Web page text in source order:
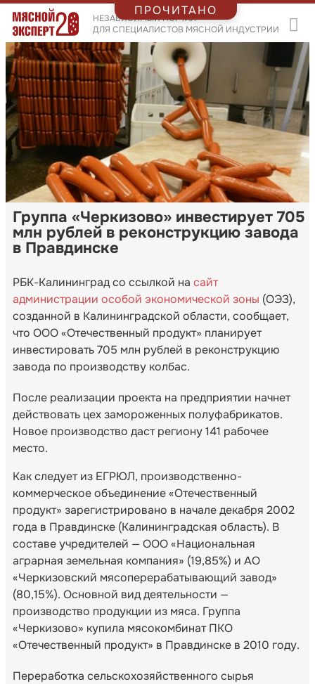
НЕЗАВИСИМЫЙ ПОРТАЛ
ДЛЯ СПЕЦИАЛИСТОВ МЯСНОЙ ИНДУСТРИИ
Группа «Черкизово» инвестирует 705
млн рублей в реконструкцию завода
в Правдинске
РБК-Калининград со ссылкой на сайт
администрации особой экономической зоны (ОЭЗ),
созданной в Калининградской области, сообщает,
что ООО «Отечественный продукт» планирует
инвестировать 705 млн рублей в реконструкцию
завода по производству колбас.
После реализации проекта на предприятии начнет
действовать цех замороженных полуфабрикатов.
Новое производство даст региону 141 рабочее
место.
Как следует из ЕГРЮЛ, производственно-
коммерческое объединение «Отечественный
продукт» зарегистрировано в начале декабря 2002
года в Правдинске (Калининградская область). В
составе учредителей — ООО «Национальная
аграрная земельная компания» (19,85%) и АО
«Черкизовский мясоперерабатывающий завод»
(80,15%). Основной вид деятельности —
производство продукции из мяса. Группа
«Черкизово» купила мясокомбинат ПКО
«Отечественный продукт» в Правдинске в 2010 году.
Переработка сельскохозяйственного сырья
ПРОЧИТАНО